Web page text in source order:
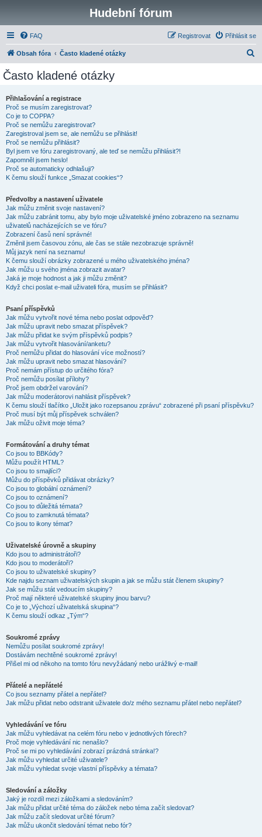
Hudební fórum
FAQ Přihlásit se
Registrovat
Obsah fóra Často kladené otázky
Často kladené otázky
Přihlašování a registrace
Proč se musím zaregistrovat?
Co je to COPPA?
Proč se nemůžu zaregistrovat?
Zaregistroval jsem se, ale nemůžu se přihlásit!
Proč se nemůžu přihlásit?
Byl jsem ve fóru zaregistrovaný, ale teď se nemůžu přihlásit?!
Zapomněl jsem heslo!
Proč se automaticky odhlašuji?
K čemu slouží funkce „Smazat cookies“?
Předvolby a nastavení uživatele
Jak můžu změnit svoje nastavení?
Jak můžu zabránit tomu, aby bylo moje uživatelské jméno zobrazeno na seznamu
uživatelů nacházejících se ve fóru?
Zobrazení časů není správné!
Změnil jsem časovou zónu, ale čas se stále nezobrazuje správně!
Můj jazyk není na seznamu!
K čemu slouží obrázky zobrazené u mého uživatelského jména?
Jak můžu u svého jména zobrazit avatar?
Jaká je moje hodnost a jak ji můžu změnit?
Když chci poslat e-mail uživateli fóra, musím se přihlásit?
Psaní příspěvků
Jak můžu vytvořit nové téma nebo poslat odpověď?
Jak můžu upravit nebo smazat příspěvek?
Jak můžu přidat ke svým příspěvků podpis?
Jak můžu vytvořit hlasování/anketu?
Proč nemůžu přidat do hlasování více možností?
Jak můžu upravit nebo smazat hlasování?
Proč nemám přístup do určitého fóra?
Proč nemůžu posílat přílohy?
Proč jsem obdržel varování?
Jak můžu moderátorovi nahlásit příspěvek?
K čemu slouží tlačítko „Uložit jako rozepsanou zprávu“ zobrazené při psaní příspěvku?
Proč musí být můj příspěvek schválen?
Jak můžu oživit moje téma?
Formátování a druhy témat
Co jsou to BBKódy?
Můžu použít HTML?
Co jsou to smajlíci?
Můžu do příspěvků přidávat obrázky?
Co jsou to globální oznámení?
Co jsou to oznámení?
Co jsou to důležitá témata?
Co jsou to zamknutá témata?
Co jsou to ikony témat?
Uživatelské úrovně a skupiny
Kdo jsou to administrátoři?
Kdo jsou to moderátoři?
Co jsou to uživatelské skupiny?
Kde najdu seznam uživatelských skupin a jak se můžu stát členem skupiny?
Jak se můžu stát vedoucím skupiny?
Proč mají některé uživatelské skupiny jinou barvu?
Co je to „Výchozí uživatelská skupina“?
K čemu slouží odkaz „Tým“?
Soukromé zprávy
Nemůžu posílat soukromé zprávy!
Dostávám nechtěné soukromé zprávy!
Přišel mi od někoho na tomto fóru nevyžádaný nebo urážlivý e-mail!
Přátelé a nepřátelé
Co jsou seznamy přátel a nepřátel?
Jak můžu přidat nebo odstranit uživatele do/z mého seznamu přátel nebo nepřátel?
Vyhledávání ve fóru
Jak můžu vyhledávat na celém fóru nebo v jednotlivých fórech?
Proč moje vyhledávání nic nenašlo?
Proč se mi po vyhledávání zobrazí prázdná stránka!?
Jak můžu vyhledat určité uživatele?
Jak můžu vyhledat svoje vlastní příspěvky a témata?
Sledování a záložky
Jaký je rozdíl mezi záložkami a sledováním?
Jak můžu přidat určité téma do záložek nebo téma začít sledovat?
Jak můžu začít sledovat určité fórum?
Jak můžu ukončit sledování témat nebo fór?